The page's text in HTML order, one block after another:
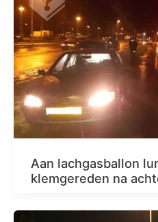
Aan lachgasballon
klemgereden na